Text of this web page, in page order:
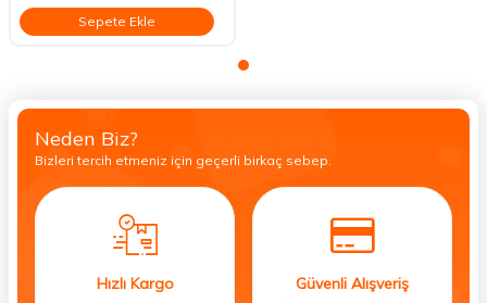
Sepete Ekle
Neden Biz?
Bizleri tercih etmeniz için geçerli birkaç sebep.
Hızlı Kargo Güvenli Alışveriş